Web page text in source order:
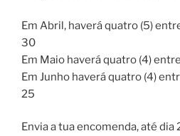
Em Abril, haverá quatro (5)
30
Em Maio haverá quatro (4)
Em Junho haverá quatro (4)
25
Envia a tua encomenda, até dia